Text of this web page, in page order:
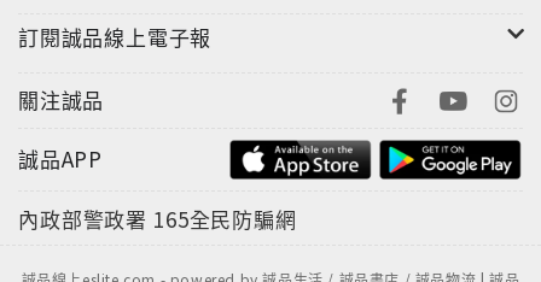
訂閱誠品線上電子報
關注誠品
誠品APP
內政部警政署 165全民防騙網